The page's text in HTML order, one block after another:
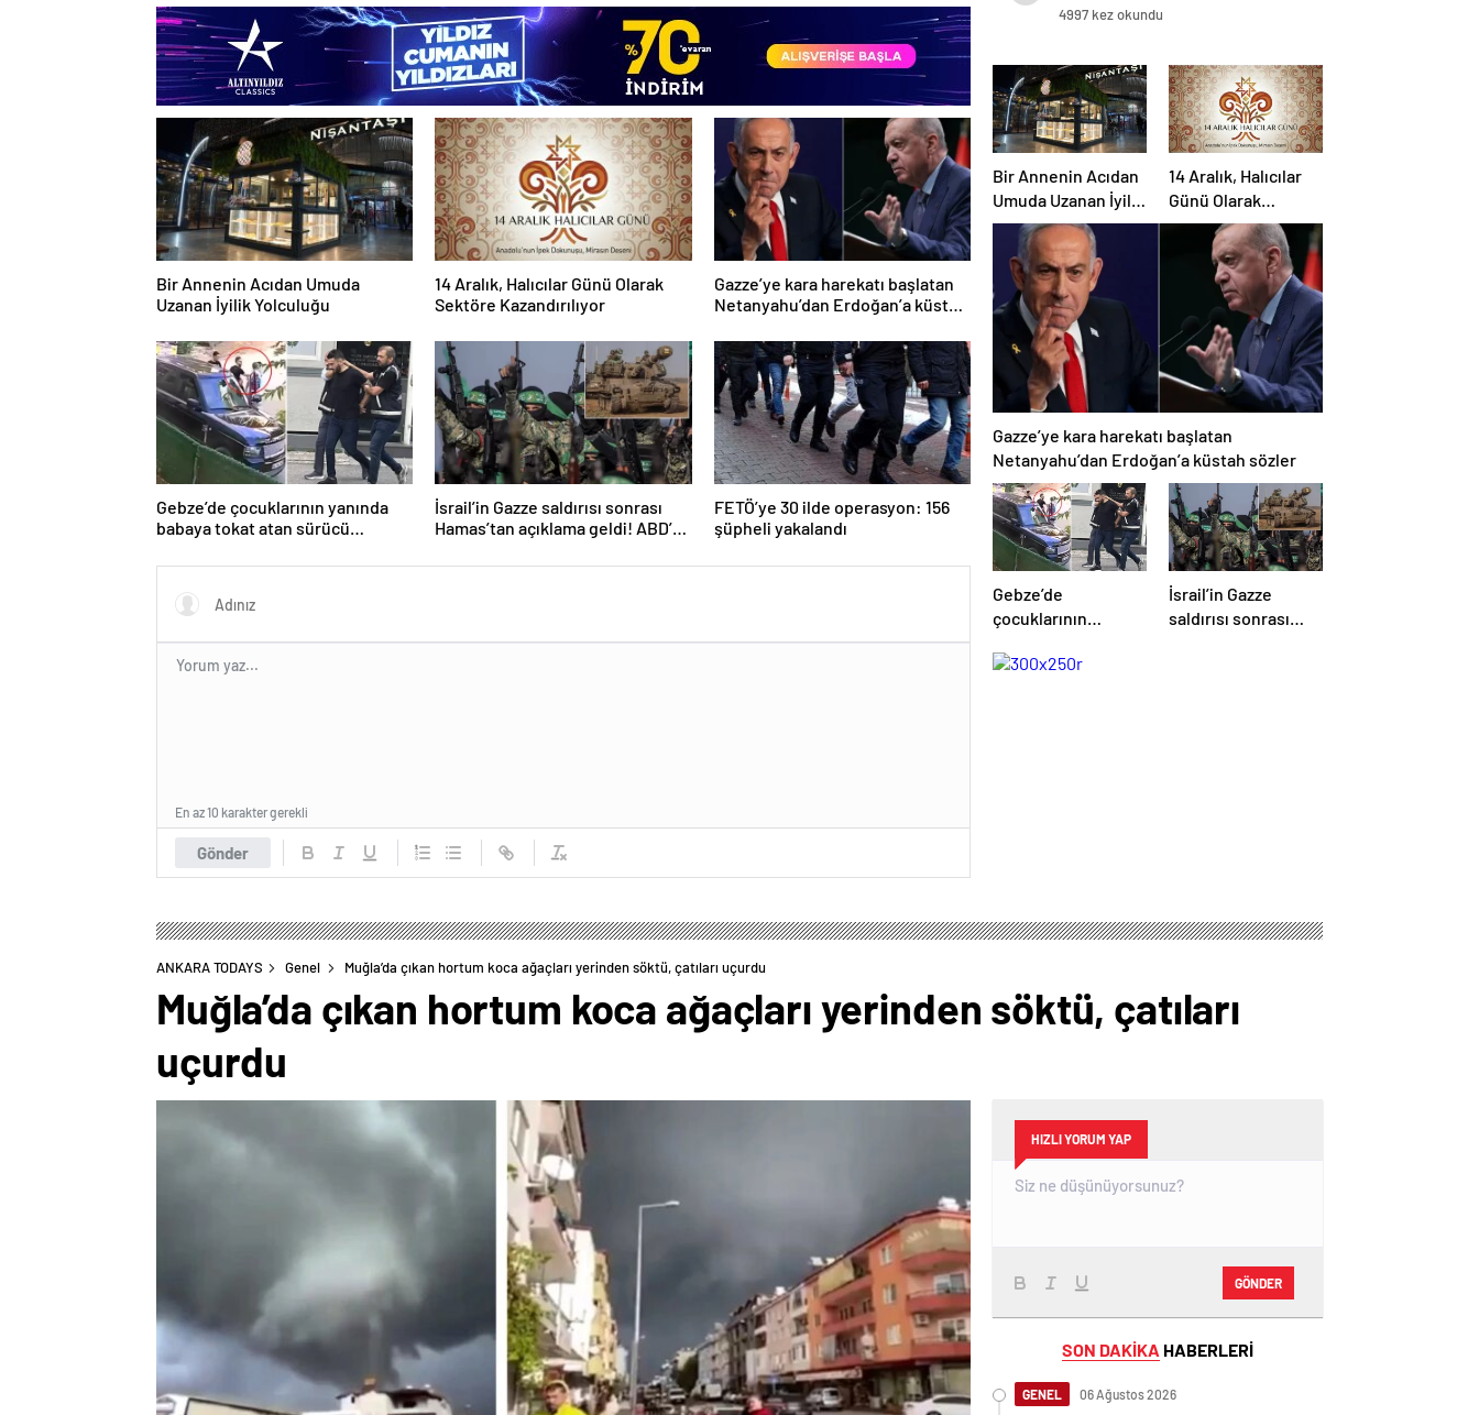
Bir Annenin Acıdan Umuda
Uzanan İyilik Yolculuğu
14 Aralık, Halıcılar Günü Olarak
Sektöre Kazandırılıyor
Gazze’ye kara harekatı başlatan
Netanyahu’dan Erdoğan’a küstah
Gebze’de çocuklarının yanında
babaya tokat atan sürücü
İsrail’in Gazze saldırısı sonrası
Hamas’tan açıklama geldi! ABD’yi
FETÖ’ye 30 ilde operasyon: 156
şüpheli yakalandı
Gönder
En az 10 karakter gerekli
4997 kez okundu
Bir Annenin Acıdan
Umuda Uzanan İyilik
Yolculuğu
14 Aralık, Halıcılar
Günü Olarak
Sektöre
Kazandırılıyor
Gazze’ye kara harekatı başlatan
Netanyahu’dan Erdoğan’a küstah sözler
Gebze’de
çocuklarının
tokat atan sürücü
İsrail’in Gazze
saldırısı sonrası
ANKARA TODAYS Genel Muğla’da çıkan hortum koca ağaçları yerinden söktü, çatıları uçurdu
Muğla’da çıkan hortum koca ağaçları yerinden söktü, çatıları
uçurdu
HIZLI YORUM YAP
GÖNDER
SON DAKİKA HABERLERİ
GENEL 06 Ağustos 2026